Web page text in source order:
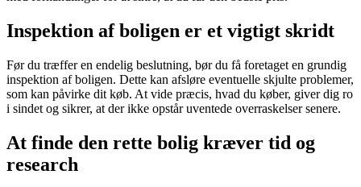
Inspektion af boligen er et vigtigt skridt
Før du træffer en endelig beslutning, bør du få foretaget en grundig
inspektion af boligen. Dette kan afsløre eventuelle skjulte problemer,
som kan påvirke dit køb. At vide præcis, hvad du køber, giver dig ro
i sindet og sikrer, at der ikke opstår uventede overraskelser senere.
At finde den rette bolig kræver tid og
research